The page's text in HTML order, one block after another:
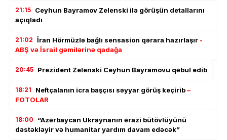
21:15 Ceyhun Bayramov Zelenski ilə görüşün detallarını
açıqladı
21:02 İran Hörmüzlə bağlı sensasion qərara hazırlaşır -
ABŞ və İsrail gəmilərinə qadağa
20:45 Prezident Zelenski Ceyhun Bayramovu qəbul edib
18:21 Neftçalanın icra başçısı səyyar görüş keçirib–
FOTOLAR
18:00
“Azərbaycan Ukraynanın ərazi bütövlüyünü
dəstəkləyir və humanitar yardım davam edəcək”